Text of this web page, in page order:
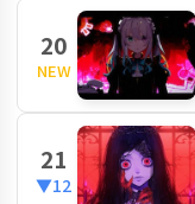
20
NEW
21
▼12